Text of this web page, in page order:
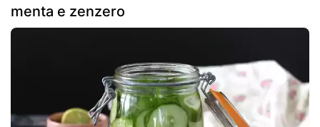
menta e zenzero